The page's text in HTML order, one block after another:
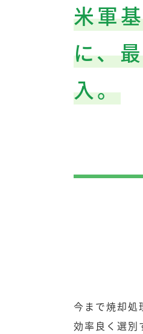
米軍
に、
入。
今まで焼却処
効率良く選別